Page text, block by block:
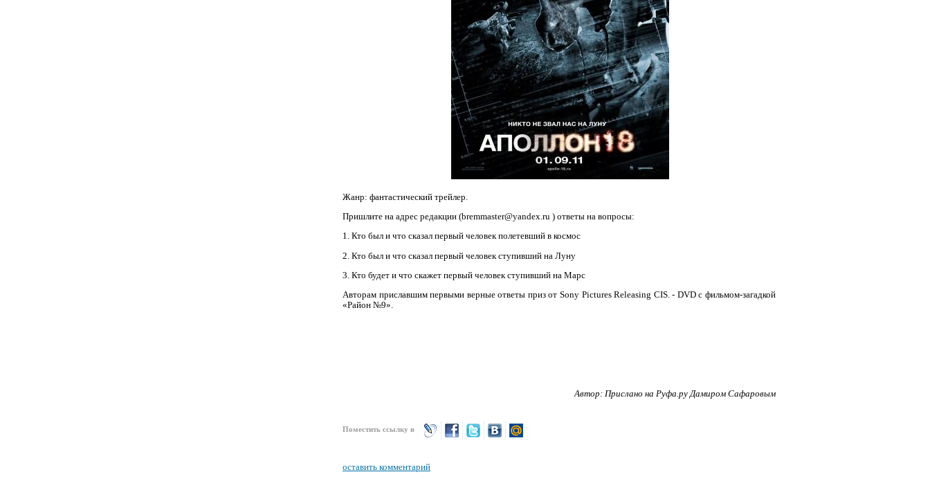
Жанр: фантастический трейлер.
Пришлите на адрес редакции (bremmaster@yandex.ru ) ответы на вопросы:
1. Кто был и что сказал первый человек полетевший в космос
2. Кто был и что сказал первый человек ступивший на Луну
3. Кто будет и что скажет первый человек ступивший на Марс
Авторам приславшим первыми верные ответы приз от Sony Pictures Releasing CIS. - DVD с фильмом-загадкой
«Район №9».
Автор: Прислано на Руфа.ру Дамиром Сафаровым
Поместить ссылку в
оставить комментарий